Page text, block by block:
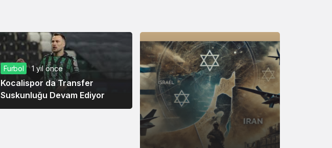
49,45 TRY
3.651,79 TRY
2.1%
Furbol 1 yıl önce
Kocalispor da Transfer
Suskunluğu Devam Ediyor